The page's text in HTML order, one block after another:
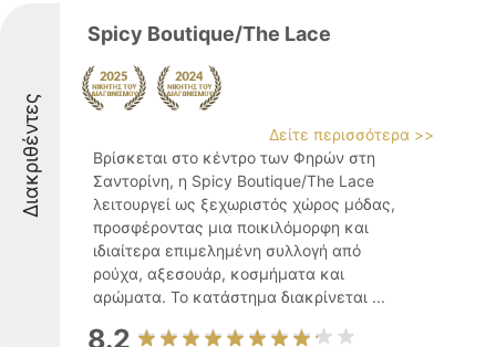
Διακριθέντες
Spicy Boutique/The Lace
Δείτε περισσότερα >>
Βρίσκεται στο κέντρο των Φηρών στη
Σαντορίνη, η Spicy Boutique/The Lace
λειτουργεί ως ξεχωριστός χώρος μόδας,
προσφέροντας μια ποικιλόμορφη και
ιδιαίτερα επιμελημένη συλλογή από
ρούχα, αξεσουάρ, κοσμήματα και
αρώματα. Το κατάστημα διακρίνεται ...
8.2